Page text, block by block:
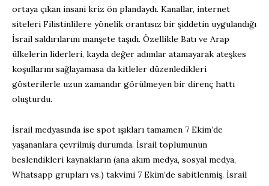
ortaya çıkan insani kriz ön plandaydı. Kanallar, internet
siteleri Filistinlilere yönelik orantısız bir şiddetin uygulandığı
İsrail saldırılarını manşete taşıdı. Özellikle Batı ve Arap
ülkelerin liderleri, kayda değer adımlar atamayarak ateşkes
koşullarını sağlayamasa da kitleler düzenledikleri
gösterilerle uzun zamandır görülmeyen bir direnç hattı
oluşturdu.
İsrail medyasında ise spot ışıkları tamamen 7 Ekim’de
yaşananlara çevrilmiş durumda. İsrail toplumunun
beslendikleri kaynakların (ana akım medya, sosyal medya,
Whatsapp grupları vs.) takvimi 7 Ekim’de sabitlenmiş. İsrail